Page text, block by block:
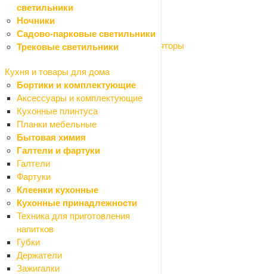
светильники
Ночники
Садово-парковые светильники
Трековые светильники
Кухня и товары для дома
Бортики и комплектующие
Аксессуары и комплектующие
Кухонные плинтуса
Планки мебельные
Бытовая химия
Галтели и фартуки
Галтели
Фартуки
Клеенки кухонные
Кухонные принадлежности
Техника для приготовления
напитков
Губки
Держатели
Зажигалки
Насосы системы водоснабжения
Назад
Насосы системы водоснабжения
Баки расширительные и гидроаккумуляторы
Насосы погружные
Герметизация труб
Камины, печи, аксессуары
Краски и декор
Назад
Краски и декор
Герметики
Назад
Герметики
Силиконовые
Акриловые
Битумные
Виброакустические
Гибридные
Каучуковые
Полиуретановые